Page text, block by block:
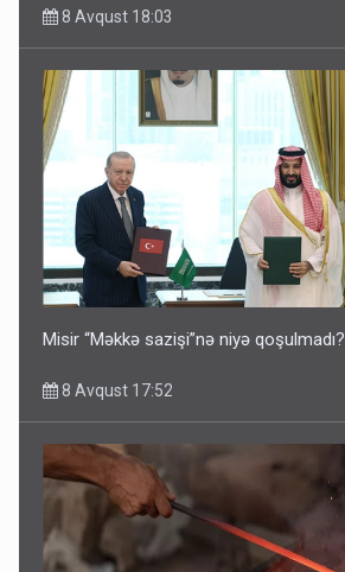
8 Avqust 18:03
Misir “Məkkə sazişi”nə niyə qoşulmadı?
8 Avqust 17:52